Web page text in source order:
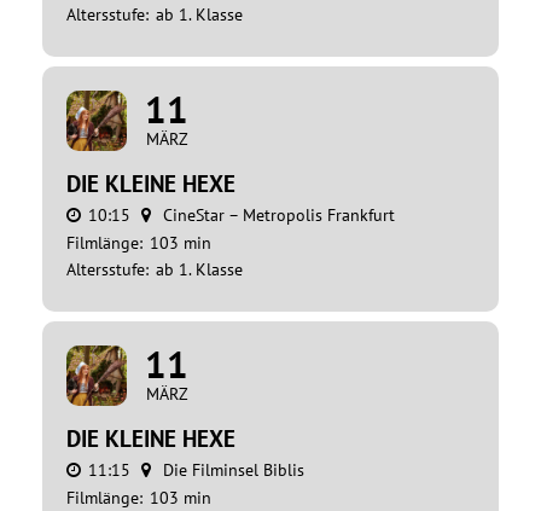
Altersstufe: ab 1. Klasse
11
MÄRZ
DIE KLEINE HEXE
10:15
CineStar – Metropolis Frankfurt
Filmlänge: 103 min
Altersstufe: ab 1. Klasse
11
MÄRZ
DIE KLEINE HEXE
11:15
Die Filminsel Biblis
Filmlänge: 103 min